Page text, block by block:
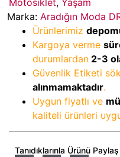
Motosiklet, Yaşam
Marka: Aradığın Moda
Ürünlerimiz
Kargoya verme
durumlardan 2-3
Güvenlik Etiketi
alınmamaktadır.
Uygun fiyatlı ve
kaliteli ürünleri
Tanıdıklarınla Ürünü Paylaş